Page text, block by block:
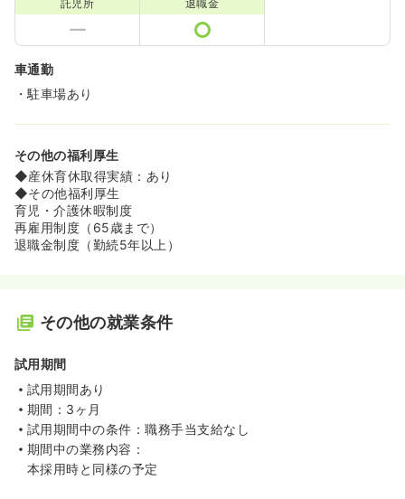
託児所 退職金
車通勤
・駐車場あり
その他の福利厚生
◆産休育休取得実績：あり
◆その他福利厚生
育児・介護休暇制度
再雇用制度（65歳まで）
退職金制度（勤続5年以上）
その他の就業条件
試用期間
試用期間あり
期間：3ヶ月
試用期間中の条件：職務手当支給なし
期間中の業務内容：
本採用時と同様の予定